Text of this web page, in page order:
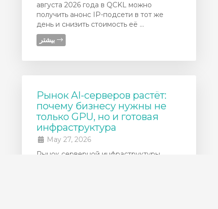
августа 2026 года в QCKL можно
получить анонс IP-подсети в тот же
день и снизить стоимость её ...
Рынок AI-серверов растёт:
почему бизнесу нужны не
только GPU, но и готовая
инфраструктура
May 27, 2026
Рынок серверной инфраструктуры